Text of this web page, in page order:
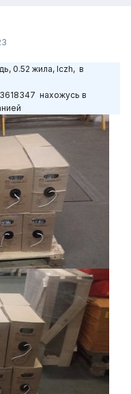
0.52 жила, lczh, в
нахожусь в